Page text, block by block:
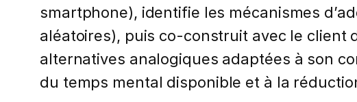
smartphone), identifie les mécanismes
aléatoires), puis co-construit avec le client
alternatives analogiques adaptées à son
du temps mental disponible et à la